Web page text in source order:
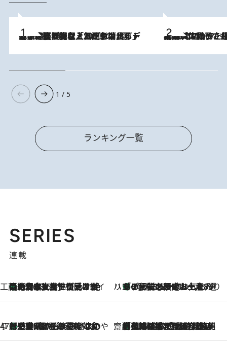
2026.8.5
【なぜ吉沢亮は「気配を消せる」のか？】興行収入208億の『国宝』を経て挑むミュージカル『ディア・エヴァン・ハンセン』。トップ俳優が舞台上でさらけ出した“孤独”とは 2026.8.5
【阿川佐和子さんの年とる力】なぜ70代で始めた趣味は“こんなに楽しい”のか？ ピアノ、俳句…スランプに陥っても続けられる“ある秘訣”とは
1 / 5
ランキング一覧
SERIES
連載
工藤まやのおもてなしハワイ
2026.8.6
【ハワイ土産】ローカルの絶大な支持で復活！ 絶品の幻クッキー《元ファンの日本人女性が受け継いだ名店》 ハワイ賢者 リサのお気に入りリスト2026.8.6
あの伝説の限定トートも！ リニューアルした「ディーン＆デルーカ ハワイ」で必須のお土産8選
47都道府県の手みやげ ひんやりスイーツで夏を満喫
2026.8.6
【三重県】この夏絶対食べたい 冷やしておいしいおやつ3選 お餅×アイスの新感覚スイーツ 齋藤 薫 美容脳ルネサンス
2026.8.6
「荷物が増えるほど旅ストレスは増す」美容ジャーナリストがたどり着いた最終結論。“化粧品を劇的に減らす”感動の凝縮美容とは